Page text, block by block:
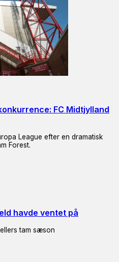
FC Midtjylland
League efter en dramatisk
Forest.
havde ventet på
tam sæson